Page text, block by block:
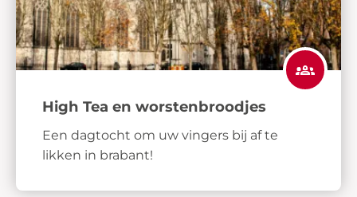
High Tea en worstenbroodjes
Een dagtocht om uw vingers bij af te
likken in brabant!